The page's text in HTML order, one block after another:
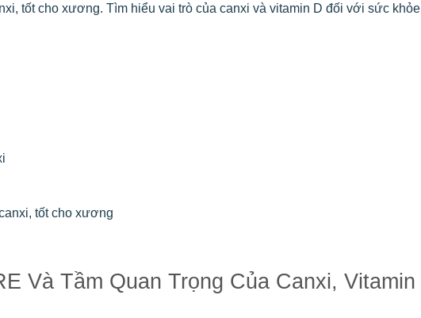
tốt cho xương. Tìm hiểu vai trò của canxi và vitamin D đối với sức khỏe
tốt cho xương
Và Tầm Quan Trọng Của Canxi, Vitamin